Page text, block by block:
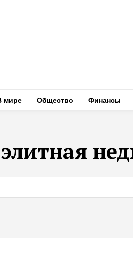
мире Общество Финансы
элитная